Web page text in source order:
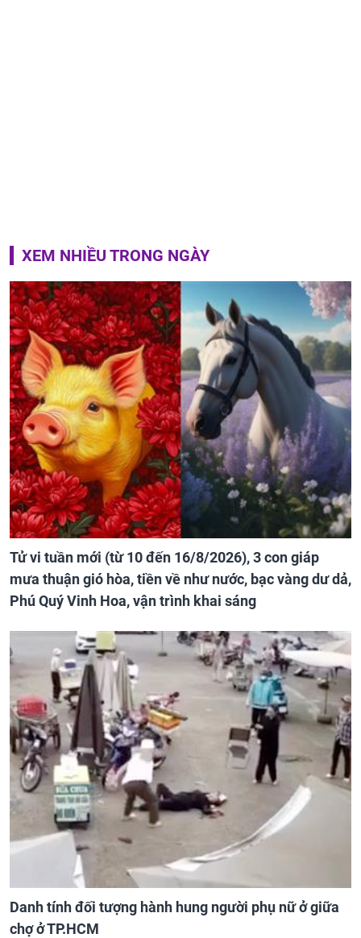
XEM NHIỀU TRONG NGÀY
Tử vi tuần mới (từ 10 đến 16/8/2026), 3 con giáp
mưa thuận gió hòa, tiền về như nước, bạc vàng dư dả,
Phú Quý Vinh Hoa, vận trình khai sáng
Danh tính đối tượng hành hung người phụ nữ ở giữa
chợ ở TP.HCM